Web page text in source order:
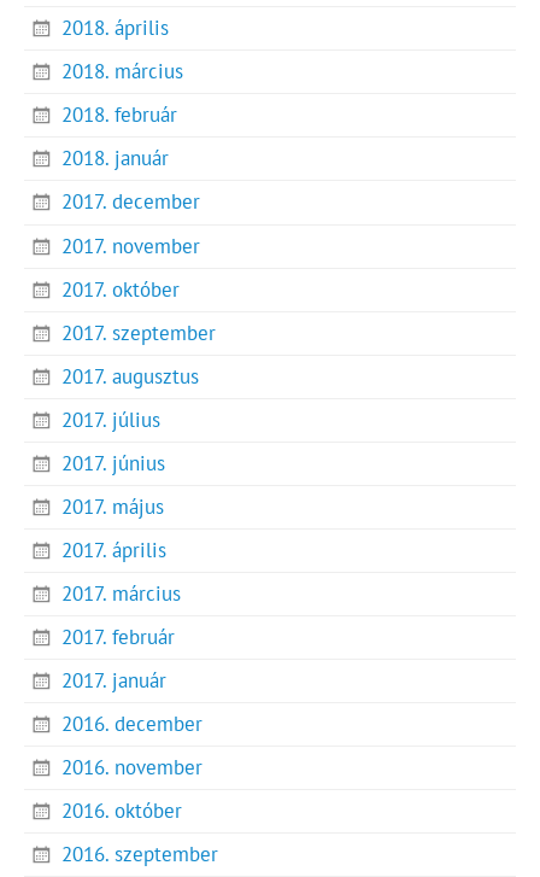
2018. április
2018. március
2018. február
2018. január
2017. december
2017. november
2017. október
2017. szeptember
2017. augusztus
2017. július
2017. június
2017. május
2017. április
2017. március
2017. február
2017. január
2016. december
2016. november
2016. október
2016. szeptember